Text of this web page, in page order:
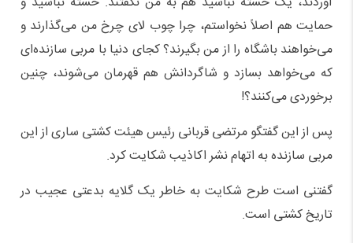
حمایت هم اصلاً نخواستم، چرا چوب لای چرخ من می‌گذارند و
می‌خواهند باشگاه را از من بگیرند؟ کجای دنیا با مربی سازنده‌ای
که می‌خواهد بسازد و شاگردانش هم قهرمان می‌شوند، چنین
برخوردی می‌کنند؟!
پس از این گفتگو مرتضی قربانی رئیس هیئت کشتی ساری از این
مربی سازنده به اتهام نشر اکاذیب شکایت کرد.
گفتنی است طرح شکایت به خاطر یک گلایه بدعتی عجیب در
تاریخ کشتی است.